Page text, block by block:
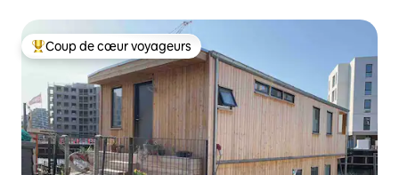
Coups de cœur voyageurs les plus appréciés
Coup de cœur voyageurs